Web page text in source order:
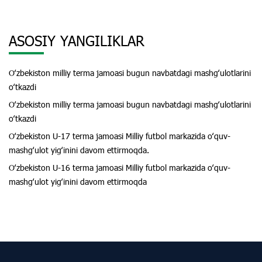
ASOSIY YANGILIKLAR
Oʻzbekiston milliy terma jamoasi bugun navbatdagi mashgʻulotlarini
oʻtkazdi
Oʻzbekiston milliy terma jamoasi bugun navbatdagi mashgʻulotlarini
oʻtkazdi
Oʻzbekiston U-17 terma jamoasi Milliy futbol markazida oʻquv-
mashgʻulot yigʻinini davom ettirmoqda.
Oʻzbekiston U-16 terma jamoasi Milliy futbol markazida oʻquv-
mashgʻulot yigʻinini davom ettirmoqda